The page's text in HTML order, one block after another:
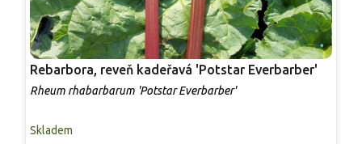
Rebarbora, reveň kadeřavá 'Potstar Everbarber'
Rheum rhabarbarum 'Potstar Everbarber'
Skladem